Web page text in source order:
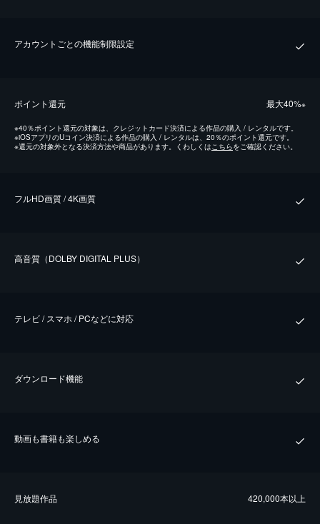
アカウントごとの機能制限設定
ポイント還元 最⼤40%※
※40％ポイント還元の対象は、クレジットカード決済による作品の購入 / レンタルです。
※iOSアプリのUコイン決済による作品の購入 / レンタルは、20％のポイント還元です。
※還元の対象外となる決済方法や商品があります。くわしくはこちらをご確認ください。
フルHD画質 / 4K画質
⾼⾳質（DOLBY DIGITAL PLUS）
テレビ / スマホ / PCなどに対応
ダウンロード機能
動画も書籍も楽しめる
⾒放題作品 420,000本以上